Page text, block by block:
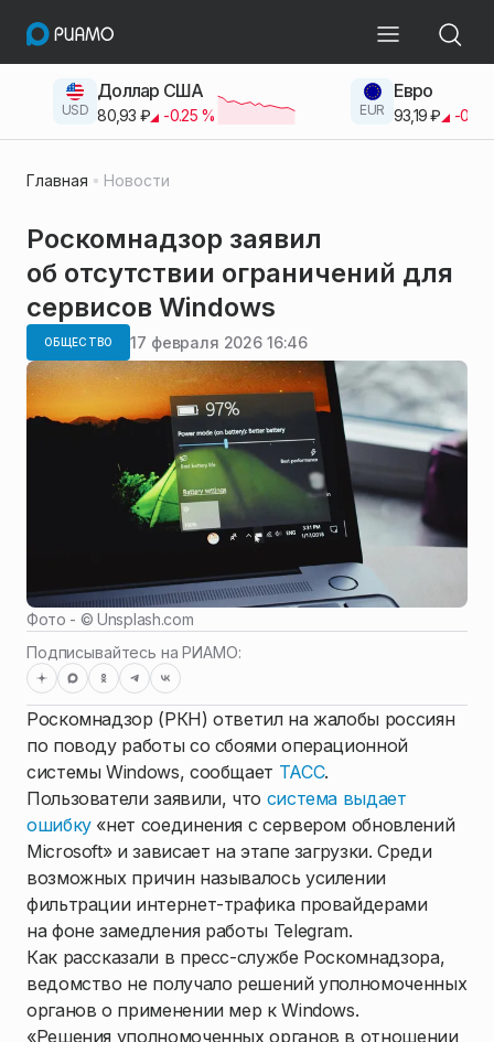
USD
Доллар США
80,93 ₽ -0.25% EUR
Евро
93,19 ₽ -0.42
Главная Новости
Роскомнадзор заявил
об отсутствии ограничений для
сервисов Windows
ОБЩЕСТВО 17 февраля 2026 16:46
Фото - ©Unsplash.com
Подписывайтесь на РИАМО:
Роскомнадзор (РКН) ответил на жалобы россиян
по поводу работы со сбоями операционной
системы Windows, сообщает ТАСС.
Пользователи заявили, что система выдает
ошибку«нет соединения с сервером обновлений
Microsoft» и зависает на этапе загрузки. Среди
возможных причин называлось усилении
фильтрации интернет-трафика провайдерами
на фоне замедления работы Telegram.
Как рассказали в пресс-службе Роскомнадзора,
ведомство не получало решений уполномоченных
органов о применении мер к Windows.
«Решения уполномоченных органов в отношении